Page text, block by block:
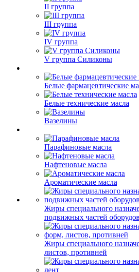
II группа
III группа
IV группа
V группа Силиконы
Белые фармацевтические
Белые технические масла
Вазелины
Парафиновые масла
Нафтеновые масла
Ароматические масла
Жиры специального
подвижных частей
Жиры специального
листов, противней